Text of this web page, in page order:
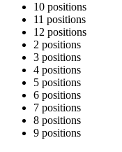
10 positions
11 positions
12 positions
2 positions
3 positions
4 positions
5 positions
6 positions
7 positions
8 positions
9 positions